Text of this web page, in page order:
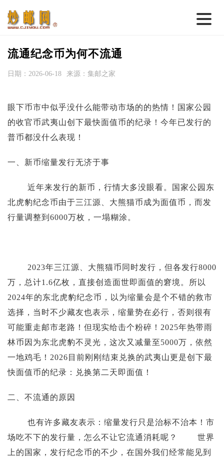
首 页
名家综述
热点话题
实战论坛
新品预告
集藏资讯
流通纪念币为何不流通
日期：2026-06-18 来源：集邮之家
眼下币市中似乎没什么能带动市场的的热情！国家公园
的收官币武夷山创下最快面值币的纪录！今年已发行的
普币都没什么表现！
一、新币缩量发行无济于事
近年来发行的新币，行情大多没眼看。国家公园东
北虎豹纪念币由于三江源、大熊猫币成为面值币，而发
行量调整到6000万枚，一塌糊涂。
2023年三江源、大熊猫币同时发行，但各发行8000
万，总计1.6亿枚，直接创造面世即面值的窘境。所以
2024年的东北虎豹纪念币，以为缩量会是个不错的救市
选择，当时不少藏友也表示，缩量势在必行，否则很有
可能重走邮市老路！但现实给击个粉碎！2025年热带雨
林币因为东北虎豹不灵光，这次又减量至5000万，依然
一地鸡毛！2026目前刚刚结束兑换的武夷山更是创下最
快面值币的纪录：兑换第二天即面值！
二、不流通的原因
也有许多藏友表示：缩量发行只是治标不治本！市
场吃不下的发行量，怎么不让它流通消耗呢？ 世界
上的国家，发行纪念币的不少，在国外我们经常能见到